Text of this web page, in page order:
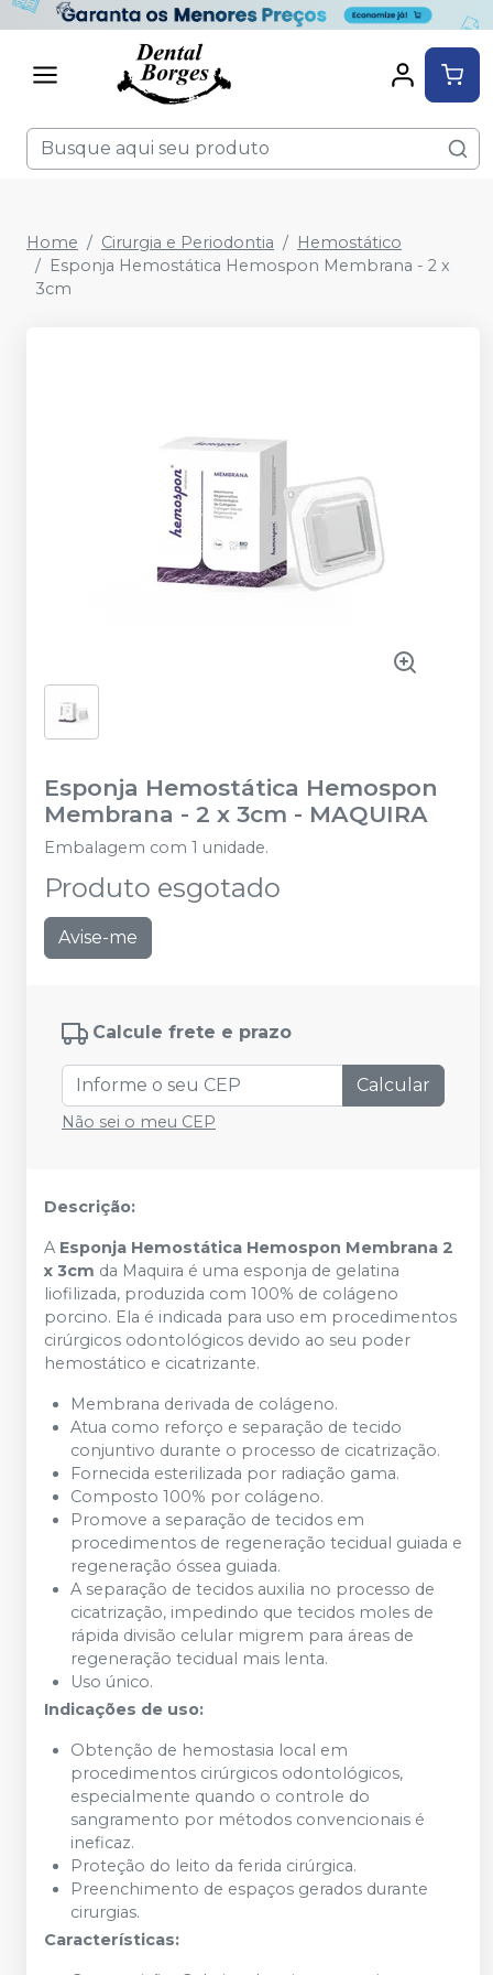
Home Cirurgia e Periodontia
Hemostático
Esponja Hemostática Hemospon Membrana - 2 x
3cm
Esponja Hemostática Hemospon
Membrana - 2 x 3cm - MAQUIRA
Embalagem com 1 unidade.
Produto esgotado
Avise-me
Calcule frete e prazo
Calcular
Não sei o meu CEP
Descrição:
A Esponja Hemostática Hemospon Membrana 2
x 3cm da Maquira é uma esponja de gelatina
liofilizada, produzida com 100% de colágeno
porcino. Ela é indicada para uso em procedimentos
cirúrgicos odontológicos devido ao seu poder
hemostático e cicatrizante.
Membrana derivada de colágeno.
Atua como reforço e separação de tecido
conjuntivo durante o processo de cicatrização.
Fornecida esterilizada por radiação gama.
Composto 100% por colágeno.
Promove a separação de tecidos em
procedimentos de regeneração tecidual guiada e
regeneração óssea guiada.
A separação de tecidos auxilia no processo de
cicatrização, impedindo que tecidos moles de
rápida divisão celular migrem para áreas de
regeneração tecidual mais lenta.
Uso único.
Indicações de uso:
Obtenção de hemostasia local em
procedimentos cirúrgicos odontológicos,
especialmente quando o controle do
sangramento por métodos convencionais é
ineficaz.
Proteção do leito da ferida cirúrgica.
Preenchimento de espaços gerados durante
cirurgias.
Características: